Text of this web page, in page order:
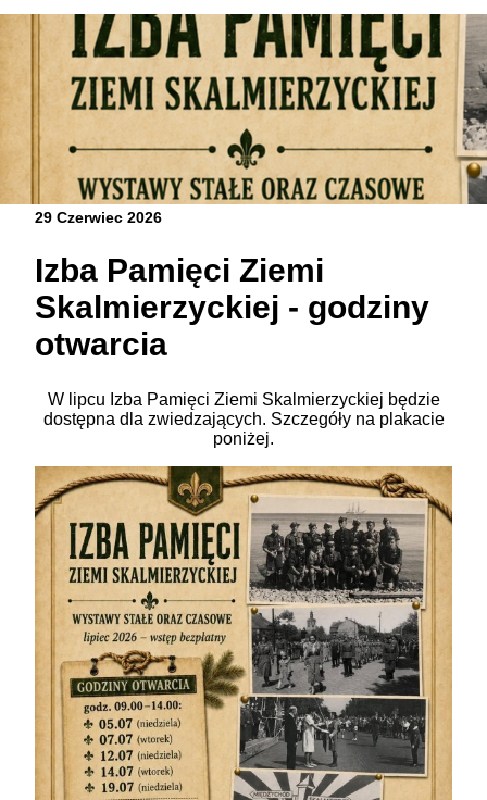
29 Czerwiec 2026
Izba Pamięci Ziemi
Skalmierzyckiej - godziny
otwarcia
W lipcu Izba Pamięci Ziemi Skalmierzyckiej będzie
dostępna dla zwiedzających. Szczegóły na plakacie
poniżej.